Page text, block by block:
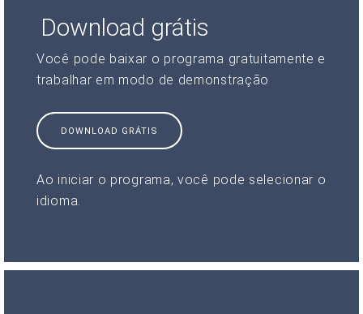
Download grátis
Você pode baixar o programa gratuitamente e
trabalhar em modo de demonstração
DOWNLOAD GRÁTIS
Ao iniciar o programa, você pode selecionar o
idioma.